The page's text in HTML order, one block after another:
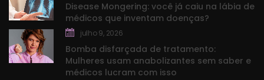
Disease Mongering: você já caiu na lábia de
médicos que inventam doenças?
julho 9, 2026
Bomba disfarçada de tratamento:
Mulheres usam anabolizantes sem saber e
médicos lucram com isso